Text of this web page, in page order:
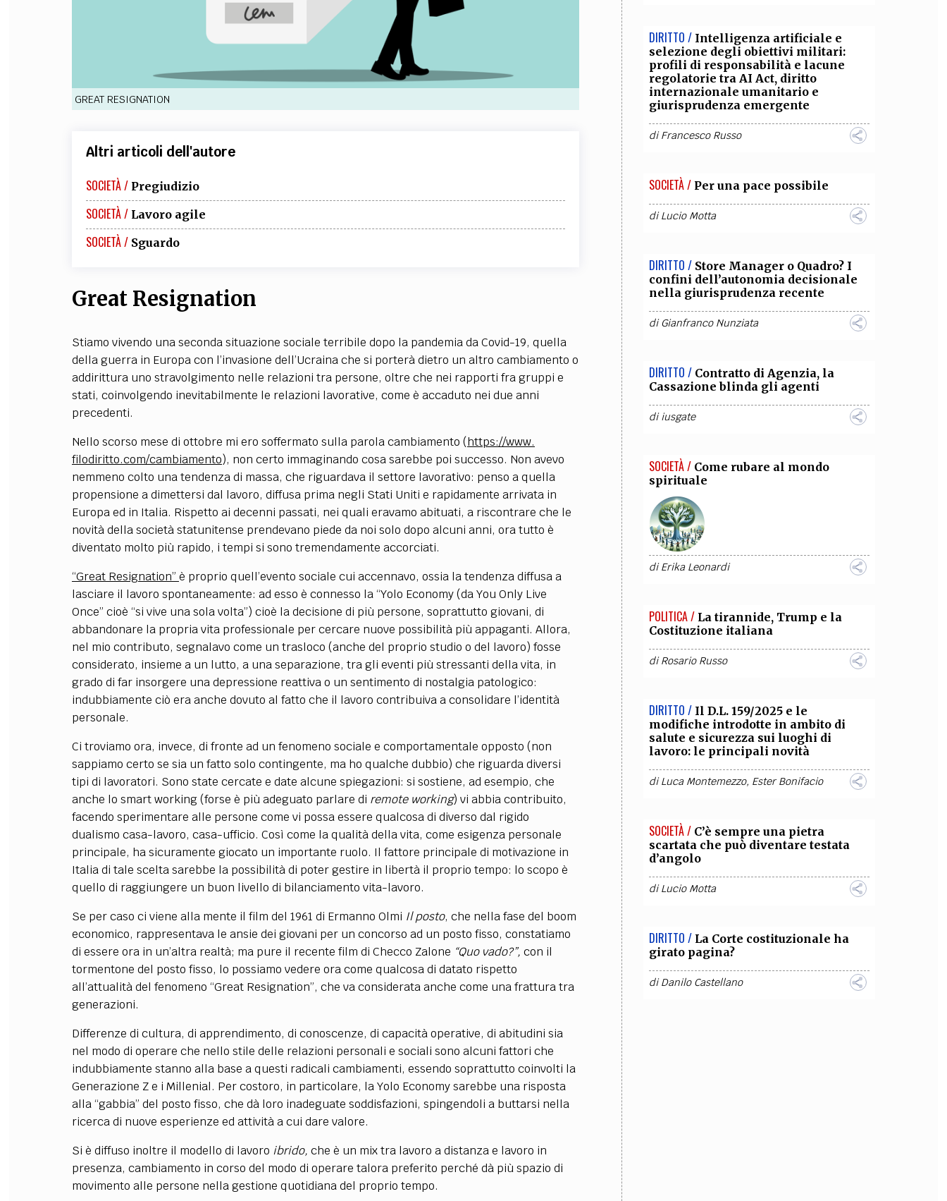
GREAT RESIGNATION
Altri articoli dell'autore
SOCIETÀ / Pregiudizio
SOCIETÀ / Lavoro agile
SOCIETÀ / Sguardo
Great Resignation
Stiamo vivendo una seconda situazione sociale terribile dopo la pandemia da Covid-19, quella
della guerra in Europa con l’invasione dell’Ucraina che si porterà dietro un altro cambiamento o
addirittura uno stravolgimento nelle relazioni tra persone, oltre che nei rapporti fra gruppi e
stati, coinvolgendo inevitabilmente le relazioni lavorative, come è accaduto nei due anni
precedenti.
Nello scorso mese di ottobre mi ero soffermato sulla parola cambiamento (https://www.
filodiritto.com/cambiamento), non certo immaginando cosa sarebbe poi successo. Non avevo
nemmeno colto una tendenza di massa, che riguardava il settore lavorativo: penso a quella
propensione a dimettersi dal lavoro, diffusa prima negli Stati Uniti e rapidamente arrivata in
Europa ed in Italia. Rispetto ai decenni passati, nei quali eravamo abituati, a riscontrare che le
novità della società statunitense prendevano piede da noi solo dopo alcuni anni, ora tutto è
diventato molto più rapido, i tempi si sono tremendamente accorciati.
“Great Resignation” è proprio quell’evento sociale cui accennavo, ossia la tendenza diffusa a
lasciare il lavoro spontaneamente: ad esso è connesso la “Yolo Economy (da You Only Live
Once” cioè “si vive una sola volta”) cioè la decisione di più persone, soprattutto giovani, di
abbandonare la propria vita professionale per cercare nuove possibilità più appaganti. Allora,
nel mio contributo, segnalavo come un trasloco (anche del proprio studio o del lavoro) fosse
considerato, insieme a un lutto, a una separazione, tra gli eventi più stressanti della vita, in
grado di far insorgere una depressione reattiva o un sentimento di nostalgia patologico:
indubbiamente ciò era anche dovuto al fatto che il lavoro contribuiva a consolidare l’identità
personale.
Ci troviamo ora, invece, di fronte ad un fenomeno sociale e comportamentale opposto (non
sappiamo certo se sia un fatto solo contingente, ma ho qualche dubbio) che riguarda diversi
tipi di lavoratori. Sono state cercate e date alcune spiegazioni: si sostiene, ad esempio, che
anche lo smart working (forse è più adeguato parlare di remote working) vi abbia contribuito,
facendo sperimentare alle persone come vi possa essere qualcosa di diverso dal rigido
dualismo casa-lavoro, casa-ufficio. Così come la qualità della vita, come esigenza personale
principale, ha sicuramente giocato un importante ruolo. Il fattore principale di motivazione in
Italia di tale scelta sarebbe la possibilità di poter gestire in libertà il proprio tempo: lo scopo è
quello di raggiungere un buon livello di bilanciamento vita-lavoro.
Se per caso ci viene alla mente il film del 1961 di Ermanno Olmi Il posto, che nella fase del boom
economico, rappresentava le ansie dei giovani per un concorso ad un posto fisso, constatiamo
di essere ora in un’altra realtà; ma pure il recente film di Checco Zalone “Quo vado?”, con il
tormentone del posto fisso, lo possiamo vedere ora come qualcosa di datato rispetto
all’attualità del fenomeno “Great Resignation”, che va considerata anche come una frattura tra
generazioni.
Differenze di cultura, di apprendimento, di conoscenze, di capacità operative, di abitudini sia
nel modo di operare che nello stile delle relazioni personali e sociali sono alcuni fattori che
indubbiamente stanno alla base a questi radicali cambiamenti, essendo soprattutto coinvolti la
Generazione Z e i Millenial. Per costoro, in particolare, la Yolo Economy sarebbe una risposta
alla “gabbia” del posto fisso, che dà loro inadeguate soddisfazioni, spingendoli a buttarsi nella
ricerca di nuove esperienze ed attività a cui dare valore.
Si è diffuso inoltre il modello di lavoro ibrido, che è un mix tra lavoro a distanza e lavoro in
presenza, cambiamento in corso del modo di operare talora preferito perché dà più spazio di
movimento alle persone nella gestione quotidiana del proprio tempo.
DIRITTO / Intelligenza artificiale e
selezione degli obiettivi militari:
profili di responsabilità e lacune
regolatorie tra AI Act, diritto
internazionale umanitario e
giurisprudenza emergente
diFrancesco Russo
SOCIETÀ / Per una pace possibile
diLucio Motta
DIRITTO / Store Manager o Quadro? I
confini dell’autonomia decisionale
nella giurisprudenza recente
diGianfranco Nunziata
DIRITTO / Contratto di Agenzia, la
Cassazione blinda gli agenti
diiusgate
SOCIETÀ / Come rubare al mondo
spirituale
diErika Leonardi
POLITICA / La tirannide, Trump e la
Costituzione italiana
diRosario Russo
DIRITTO / Il D.L. 159/2025 e le
modifiche introdotte in ambito di
salute e sicurezza sui luoghi di
lavoro: le principali novità
diLuca Montemezzo, Ester Bonifacio
SOCIETÀ / C’è sempre una pietra
scartata che può diventare testata
d’angolo
diLucio Motta
DIRITTO / La Corte costituzionale ha
girato pagina?
diDanilo Castellano